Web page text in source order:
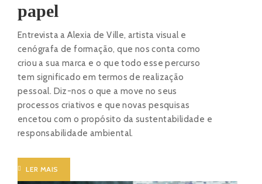
papel
Entrevista a Alexia de Ville, artista visual e
cenógrafa de formação, que nos conta como
criou a sua marca e o que todo esse percurso
tem significado em termos de realização
pessoal. Diz-nos o que a move no seus
processos criativos e que novas pesquisas
encetou com o propósito da sustentabilidade e
responsabilidade ambiental.
LER MAIS